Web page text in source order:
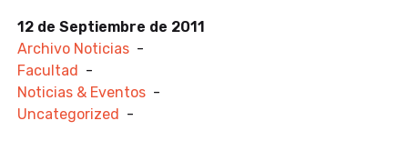
12 de Septiembre de 2011
Archivo Noticias -
Facultad
-
Noticias & Eventos -
Uncategorized
-